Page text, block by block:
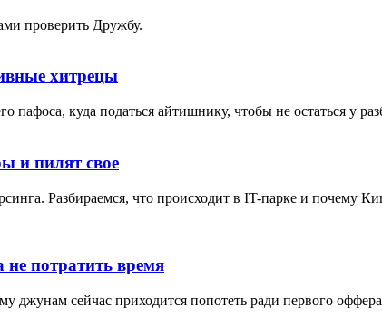
проверить Дружбу.
хитрецы
куда податься айтишнику, чтобы не остаться у
и пилят свое
Разбираемся, что происходит в IT-парке и почему
потратить время
джунам сейчас приходится попотеть ради первого